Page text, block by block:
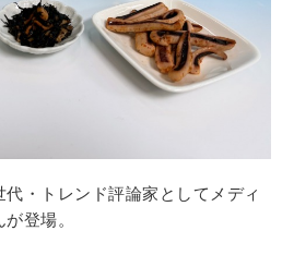
・トレンド評論家としてメディ
登場。